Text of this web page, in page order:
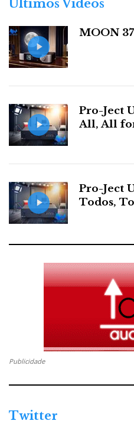
s
Últimos Videos
MOON
Pro-Ject
All, All
Pro-Ject
Todos,
Publicidade
Twitter